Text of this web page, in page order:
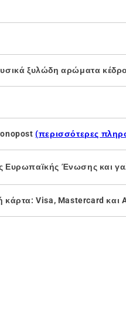
ξυλώδηαρώματα
(περισσότερες
Ευρωπαϊκής Ένωσης και
κάρτα: Visa, Mastercard και